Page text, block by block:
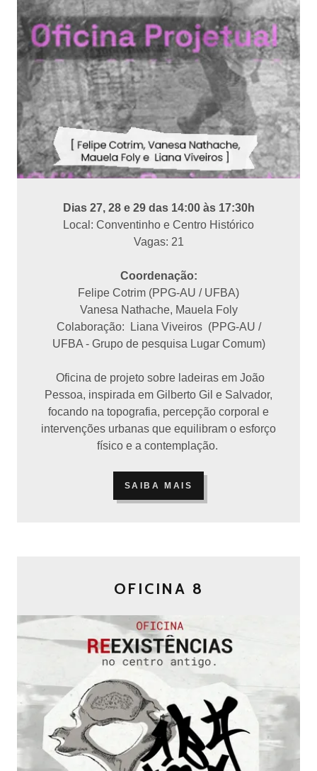
Dias 27, 28 e 29 das 14:00 às 17:30h
Local: Conventinho e Centro Histórico
Vagas: 21
Coordenação:
Felipe Cotrim (PPG-AU / UFBA)
Vanesa Nathache, Mauela Foly
Colaboração: Liana Viveiros (PPG-AU /
UFBA - Grupo de pesquisa Lugar Comum)
Oficina de projeto sobre ladeiras em João
Pessoa, inspirada em Gilberto Gil e Salvador,
focando na topografia, percepção corporal e
intervenções urbanas que equilibram o esforço
físico e a contemplação.
SAIBA MAIS
OFICINA 8